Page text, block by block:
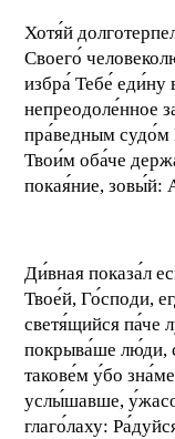
Хотя́й
Своего́
избра́ Тебе́
непреодоле́нное
пра́ведным судо́м
Твои́м оба́че
покая́ние, зовы́й:
Ди́вная показа́л
Твое́й, Го́споди,
светя́щийся па́че
покрыва́ше лю́ди,
такове́м у́бо
услы́шавше,
глаго́лаху: